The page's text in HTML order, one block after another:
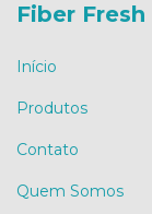
Fiber Fresh
Início
Produtos
Contato
Quem Somos